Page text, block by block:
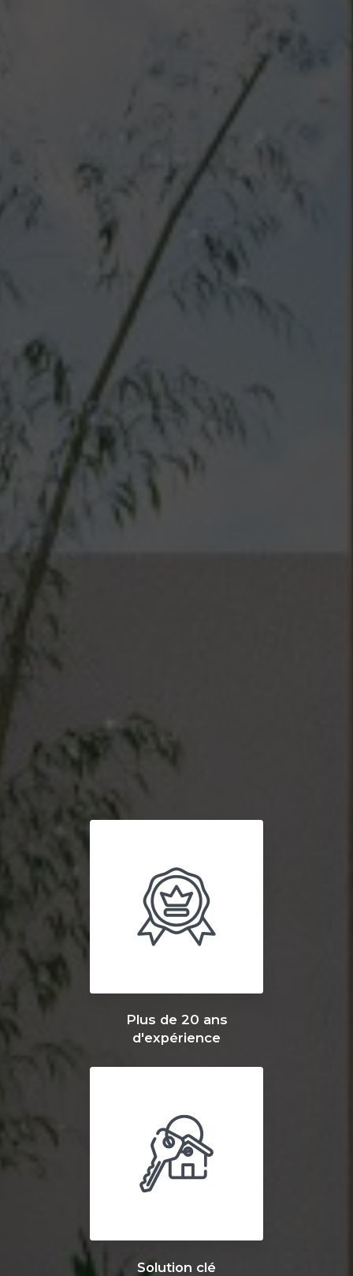
Plus de 20 ans
d'expérience
Solution clé